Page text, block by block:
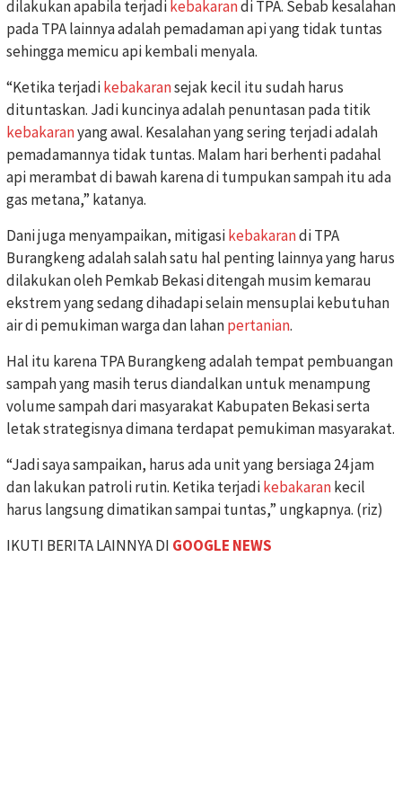
dilakukan apabila terjadi kebakarandi TPA. Sebab kesalahan
pada TPA lainnya adalah pemadaman api yang tidak tuntas
sehingga memicu api kembali menyala.
“Ketika terjadikebakaransejak kecil itu sudah harus
dituntaskan. Jadi kuncinya adalah penuntasan pada titik
kebakaranyang awal. Kesalahan yang sering terjadi adalah
pemadamannya tidak tuntas. Malam hari berhenti padahal
api merambat di bawah karena di tumpukan sampah itu ada
gas metana,” katanya.
Dani juga menyampaikan, mitigasikebakarandi TPA
Burangkeng adalah salah satu hal penting lainnya yang harus
dilakukan oleh Pemkab Bekasi ditengah musim kemarau
ekstrem yang sedang dihadapi selain mensuplai kebutuhan
air di pemukiman warga dan lahanpertanian.
Hal itu karena TPA Burangkeng adalah tempat pembuangan
sampah yang masih terus diandalkan untuk menampung
volume sampah dari masyarakat Kabupaten Bekasi serta
letak strategisnya dimana terdapat pemukiman masyarakat.
“Jadi saya sampaikan, harus ada unit yang bersiaga 24 jam
dan lakukan patroli rutin. Ketika terjadikebakarankecil
harus langsung dimatikan sampai tuntas,” ungkapnya. (riz)
IKUTI BERITA LAINNYA DI GOOGLE NEWS